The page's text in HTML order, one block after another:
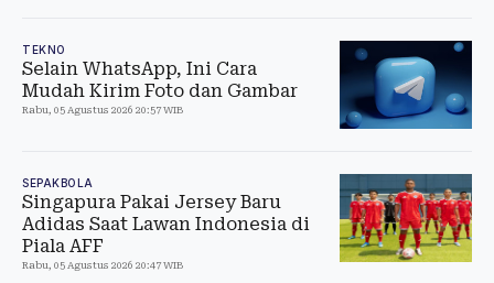
TEKNO
Selain WhatsApp, Ini Cara
Mudah Kirim Foto dan Gambar
Rabu, 05 Agustus 2026 20:57 WIB
SEPAKBOLA
Singapura Pakai Jersey Baru
Adidas Saat Lawan Indonesia di
Piala AFF
Rabu, 05 Agustus 2026 20:47 WIB